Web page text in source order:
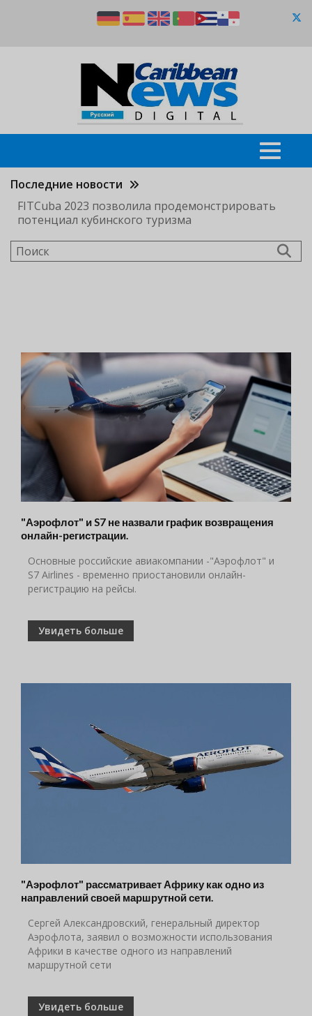
Последние новости
FITCuba 2023 позволила продемонстрировать
потенциал кубинского туризма
Поиск
"Аэрофлот" и S7 не назвали график возвращения
онлайн-регистрации.
Oсновные российские авиакомпании -"Аэрофлот" и
S7 Airlines - временно приостановили онлайн-
регистрацию на рейсы.
Увидеть больше
"Аэрофлот" рассматривает Африку как одно из
направлений своей маршрутной сети.
Сергей Александровский, генеральный директор
Аэрофлота, заявил о возможности использования
Африки в качестве одного из направлений
маршрутной сети
Увидеть больше